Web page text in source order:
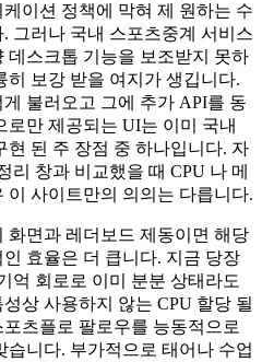
이션 정책에 막혀 제 원하는 수
그러나 국내 스포츠중계 서비스
데스크톱 기능을 보조받지 못하
히 보강 받을 여지가 생깁니다.
불러오고 그에 추가 API를 동
만 제공되는 UI는 이미 국내
현 된 주 장점 중 하나입니다. 자
리 창과 비교했을 때 CPU 나 메
이 사이트만의 의의는 다릅니다.
화면과 레더보드 제동이면 해당
효율은 더 큽니다. 지금 당장
억 회로로 이미 분분 상태라도
성상 사용하지 않는 CPU 할당 될
츠플로 팔로우를 능동적으로
습니다. 부가적으로 태어나 수업